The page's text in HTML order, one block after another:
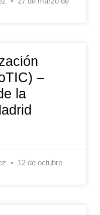
–
la
12 de octubre